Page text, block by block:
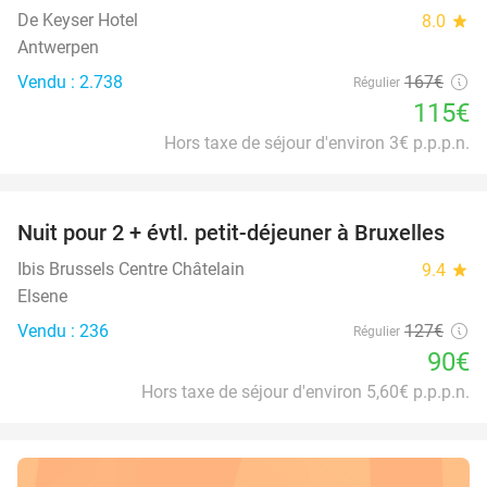
De Keyser Hotel 8.0 star
Antwerpen
Vendu : 2.738
Régulier 167€
115€
Hors taxe de séjour d'environ 3€ p.p.p.n.
29%
Nuit pour 2 + évtl. petit-déjeuner à Bruxelles
Ibis Brussels Centre Châtelain 9.4 star
Elsene
Vendu : 236
Régulier 127€
90€
Hors taxe de séjour d'environ 5,60€ p.p.p.n.